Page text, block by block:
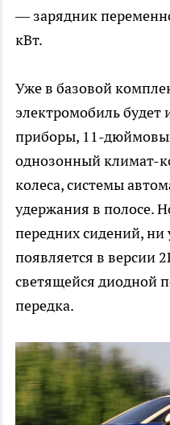
— зарядник
кВт.
Уже в базовой
электромобиль будет
приборы, 11-
однозонный климат-
колеса, системы
удержания в полосе.
передних сидений, ни
появляется в версии
светящейся диодной
передка.